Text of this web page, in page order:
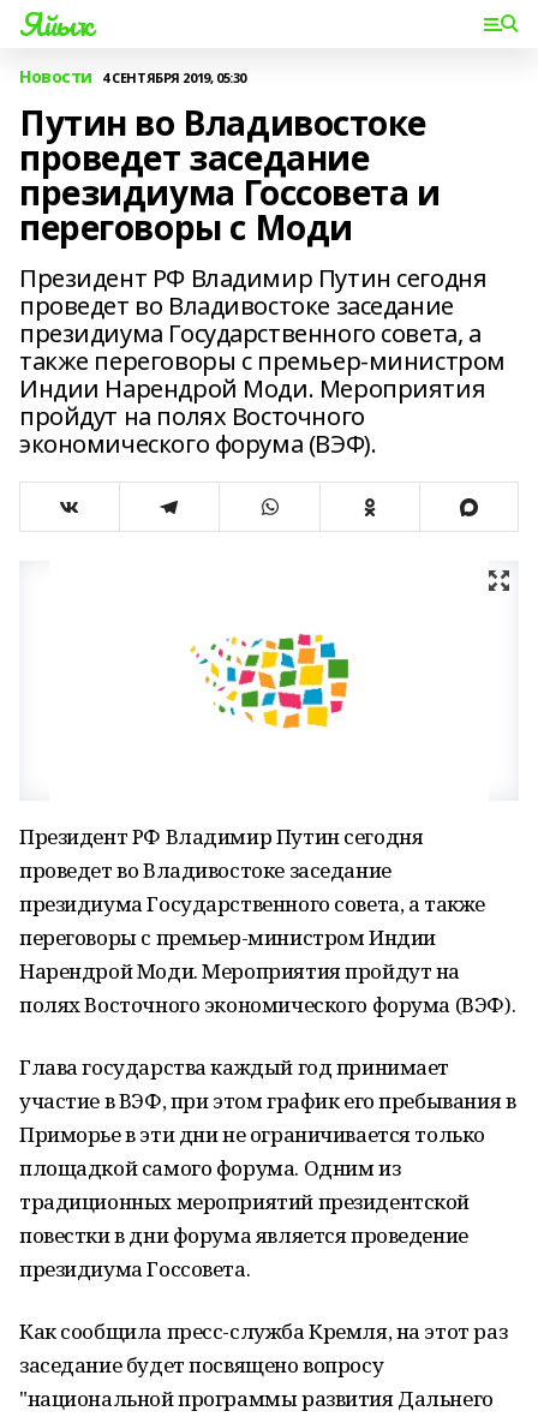
Яйыҡ
Новости 4 СЕНТЯБРЯ 2019, 05:30
Путин во Владивостоке
проведет заседание
президиума Госсовета и
переговоры с Моди
Президент РФ Владимир Путин сегодня
проведет во Владивостоке заседание
президиума Государственного совета, а
также переговоры с премьер-министром
Индии Нарендрой Моди. Мероприятия
пройдут на полях Восточного
экономического форума (ВЭФ).
Президент РФ Владимир Путин сегодня
проведет во Владивостоке заседание
президиума Государственного совета, а также
переговоры с премьер-министром Индии
Нарендрой Моди. Мероприятия пройдут на
полях Восточного экономического форума (ВЭФ).
Глава государства каждый год принимает
участие в ВЭФ, при этом график его пребывания в
Приморье в эти дни не ограничивается только
площадкой самого форума. Одним из
традиционных мероприятий президентской
повестки в дни форума является проведение
президиума Госсовета.
Как сообщила пресс-служба Кремля, на этот раз
заседание будет посвящено вопросу
"национальной программы развития Дальнего